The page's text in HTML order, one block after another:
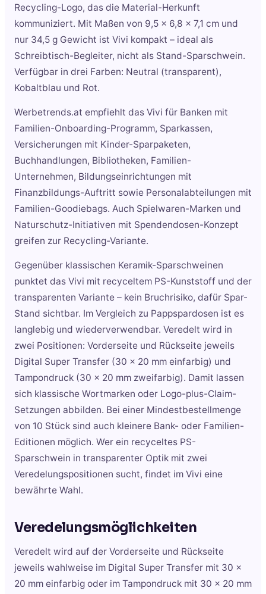
Recycling-Logo, das die Material-Herkunft
kommuniziert. Mit Maßen von 9,5 x 6,8 x 7,1 cm und
nur 34,5 g Gewicht ist Vivi kompakt – ideal als
Schreibtisch-Begleiter, nicht als Stand-Sparschwein.
Verfügbar in drei Farben: Neutral (transparent),
Kobaltblau und Rot.
Werbetrends.at empfiehlt das Vivi für Banken mit
Familien-Onboarding-Programm, Sparkassen,
Versicherungen mit Kinder-Sparpaketen,
Buchhandlungen, Bibliotheken, Familien-
Unternehmen, Bildungseinrichtungen mit
Finanzbildungs-Auftritt sowie Personalabteilungen mit
Familien-Goodiebags. Auch Spielwaren-Marken und
Naturschutz-Initiativen mit Spendendosen-Konzept
greifen zur Recycling-Variante.
Gegenüber klassischen Keramik-Sparschweinen
punktet das Vivi mit recyceltem PS-Kunststoff und der
transparenten Variante – kein Bruchrisiko, dafür Spar-
Stand sichtbar. Im Vergleich zu Pappspardosen ist es
langlebig und wiederverwendbar. Veredelt wird in
zwei Positionen: Vorderseite und Rückseite jeweils
Digital Super Transfer (30 x 20 mm einfarbig) und
Tampondruck (30 x 20 mm zweifarbig). Damit lassen
sich klassische Wortmarken oder Logo-plus-Claim-
Setzungen abbilden. Bei einer Mindestbestellmenge
von 10 Stück sind auch kleinere Bank- oder Familien-
Editionen möglich. Wer ein recyceltes PS-
Sparschwein in transparenter Optik mit zwei
Veredelungspositionen sucht, findet im Vivi eine
bewährte Wahl.
Veredelungsmöglichkeiten
Veredelt wird auf der Vorderseite und Rückseite
jeweils wahlweise im Digital Super Transfer mit 30 x
20 mm einfarbig oder im Tampondruck mit 30 x 20 mm